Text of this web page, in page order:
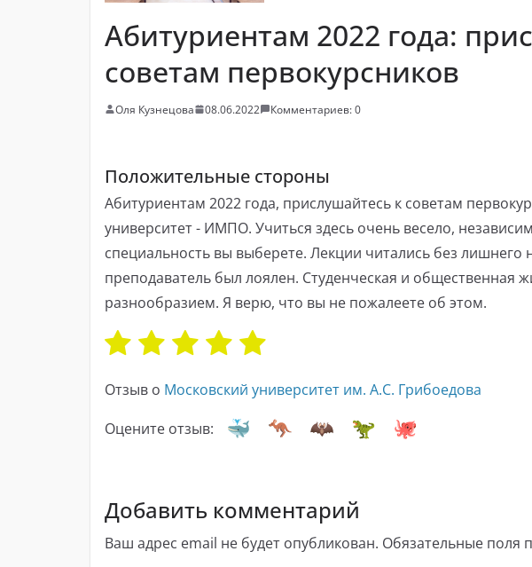
Абитуриентам 2022 года:
советам первокурсников
Оля Кузнецова 08.06.2022 Комментариев: 0
Положительные стороны
Абитуриентам 2022 года, прислушайтесь к советам
университет - ИМПО. Учиться здесь очень весело,
специальность вы выберете. Лекции читались без лишнего
преподаватель был лоялен. Студенческая и общественная
разнообразием. Я верю, что вы не пожалеете об этом.
Отзыв о Московский университет им. А.С. Грибоедова
Оцените отзыв:
Добавить комментарий
Ваш адрес email не будет опубликован. Обязательные поля